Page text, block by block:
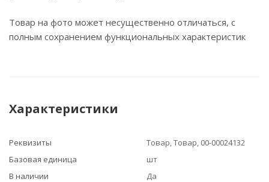
Товар на фото может несущественно отличаться, с
полным сохранением функциональных характеристик
Характеристики
Реквизиты
Товар, Товар, 00-00024132
Базовая единица
шт
В наличии
Да